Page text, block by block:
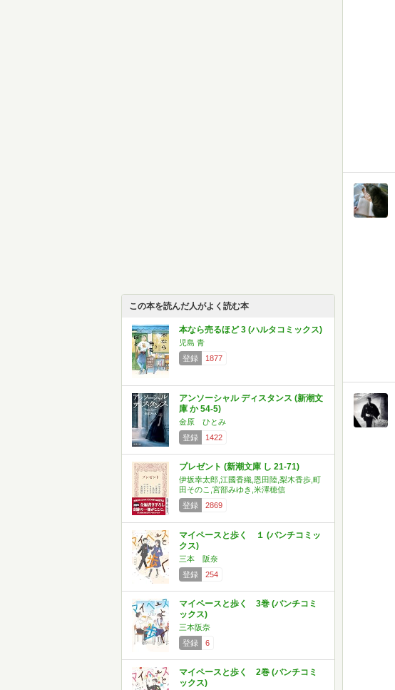
この本を読んだ人がよく読む本
本なら売るほど 3 (ハルタコミックス)
児島 青
登録
1877
アンソーシャル ディスタンス (新潮文
庫 か 54-5)
金原 ひとみ
登録
1422
プレゼント (新潮文庫 し 21-71)
伊坂幸太郎,江國香織,恩田陸,梨木香歩,町
田そのこ,宮部みゆき,米澤穂信
登録
2869
マイペースと歩く １ (バンチコミッ
クス)
三本 阪奈
登録
254
マイペースと歩く 3巻 (バンチコミ
ックス)
三本阪奈
登録
6
マイペースと歩く 2巻 (バンチコミ
ックス)